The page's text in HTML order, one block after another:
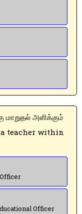
a teacher within
Officer